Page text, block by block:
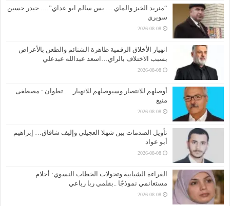
“منريد الخبز والماي … بس سالم ابو عداي”…. حيدر حسين
سويري
2026-08-08
انهيار الأخلاق الرقمية ظاهرة الشتائم والطعن بالأعراض
بسبب الاختلاف بالراي…اسعد عبدالله عبدعلي
2026-08-08
أوصلهم للانتصار وسيوصلهم للانهيار ….تطوان : مصطفى
منيغ
2026-08-08
تأويل الصدمات بين شهلا العجيلي وإليف شافاق… إبراهيم
أبو عواد
2026-08-08
القراءة الشبابية وتحولات الخطاب النسوي: أحلام
مستغانمي نموذجًا ..بقلمي ربا رباعي
2026-08-08